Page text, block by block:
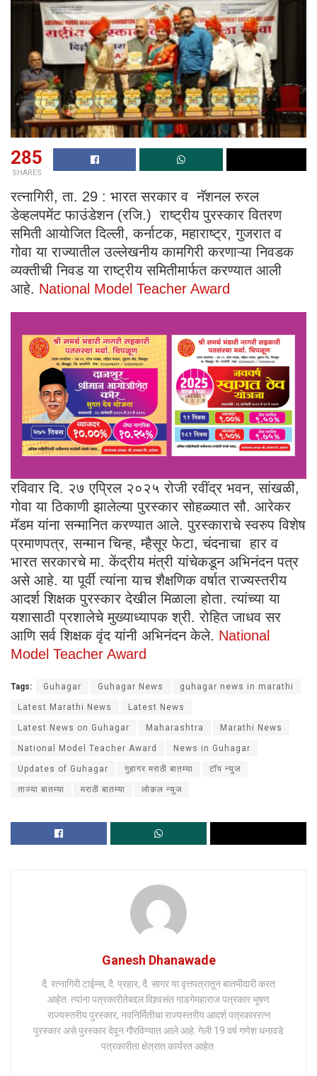
285
SHARES
रत्नागिरी, ता. 29 : भारत सरकार व नॅशनल रुरल
डेव्हलपमेंट फाउंडेशन (रजि.) राष्ट्रीय पुरस्कार वितरण
समिती आयोजित दिल्ली, कर्नाटक, महाराष्ट्र, गुजरात व
गोवा या राज्यातील उल्लेखनीय कामगिरी करणाऱ्या निवडक
व्यक्तीची निवड या राष्ट्रीय समितीमार्फत करण्यात आली
आहे. National Model Teacher Award
रविवार दि. २७ एप्रिल २०२५ रोजी रवींद्र भवन, सांखळी,
गोवा या ठिकाणी झालेल्या पुरस्कार सोहळ्यात सौ. आरेकर
मॅडम यांना सन्मानित करण्यात आले. पुरस्काराचे स्वरुप विशेष
प्रमाणपत्र, सन्मान चिन्ह, म्हैसूर फेटा, चंदनाचा हार व
भारत सरकारचे मा. केंद्रीय मंत्री यांचेकडून अभिनंदन पत्र
असे आहे. या पूर्वी त्यांना याच शैक्षणिक वर्षात राज्यस्तरीय
आदर्श शिक्षक पुरस्कार देखील मिळाला होता. त्यांच्या या
यशासाठी प्रशालेचे मुख्याध्यापक श्री. रोहित जाधव सर
आणि सर्व शिक्षक वृंद यांनी अभिनंदन केले. National
Model Teacher Award
Tags: Guhagar Guhagar News guhagar news in marathi
Latest Marathi News Latest News
Latest News on Guhagar Maharashtra Marathi News
National Model Teacher Award News in Guhagar
Updates of Guhagar गुहागर मराठी बातम्या टॉप न्युज
ताज्या बातम्या मराठी बातम्या लोकल न्युज
Ganesh Dhanawade
दै. रत्नागिरी टाईम्स, दै. प्रहार, दै. सागर या वृत्तपत्रातून बातमीदारी करत
आहेत. त्यांना पत्रकारीतेबद्दल विश्र्वसंत गाडगेमहाराज पत्रकार भूषण
राज्यस्तरीय पुरस्कार, नवनिर्मितीचा राज्यस्तरीय आदर्श पत्रकाररत्न
पुरस्कार असे पुरस्कार देवून गौरविण्यात आले आहे. गेली 19 वर्ष गणेश धनावडे
पत्रकारीता क्षेत्रात कार्यरत आहेत.